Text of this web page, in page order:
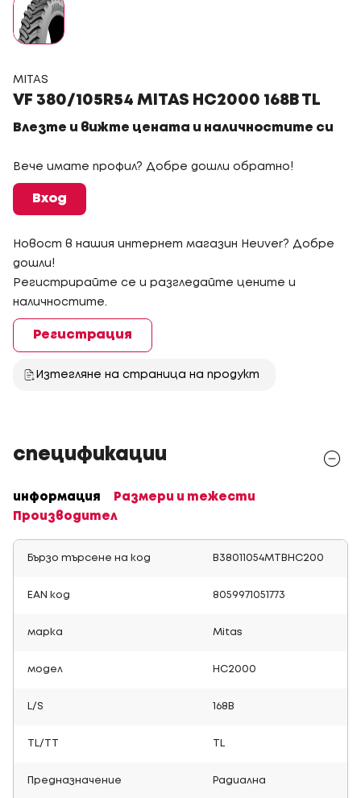
MITAS
VF 380/105R54 MITAS HC2000 168B TL
Влезте и вижте цената и наличностите си
Вече имате профил? Добре дошли обратно!
Вход
Новост в нашия интернет магазин Heuver? Добре
дошли!
Регистрирайте се и разгледайте цените и
наличностите.
Регистрация
Изтегляне на страница на продукт
спецификации
информация
Размери и тежести
Производител
Бързо търсене на код B38011054MTBHC200
EAN код 8059971051773
марка Mitas
модел HC2000
L/S 168B
TL/TT
Предназначение Радиална